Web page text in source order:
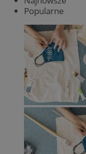
Popularne